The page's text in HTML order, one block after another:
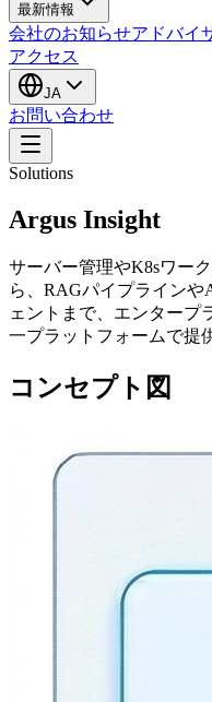
最新情報
会社のお知らせアドバイ
アクセス
JA
お問い合わせ
Solutions
Argus Insight
サーバー管理やK8sワー
ら、RAGパイプライン
ェントまで、エンタープ
一プラットフォームで提
コンセプト図